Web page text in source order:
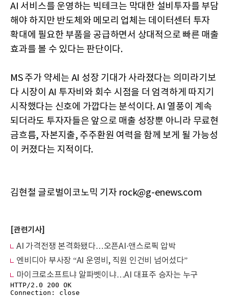
AI 서비스를 운영하는 빅테크는 막대한 설비투자를 부담
해야 하지만 반도체와 메모리 업체는 데이터센터 투자
확대에 필요한 부품을 공급하면서 상대적으로 빠른 매출
효과를 볼 수 있다는 판단이다.
MS 주가 약세는 AI 성장 기대가 사라졌다는 의미라기보
다 시장이 AI 투자비와 회수 시점을 더 엄격하게 따지기
시작했다는 신호에 가깝다는 분석이다. AI 열풍이 계속
되더라도 투자자들은 앞으로 매출 성장뿐 아니라 무료현
금흐름, 자본지출, 주주환원 여력을 함께 보게 될 가능성
이 커졌다는 지적이다.
김현철 글로벌이코노믹 기자 rock@g-enews.com
[관련기사]
AI 가격전쟁 본격화됐다…오픈AI·앤스로픽 압박
엔비디아 부사장 “AI 운영비, 직원 인건비 넘어섰다”
마이크로소프트냐 알파벳이냐…AI 대표주 승자는 누구